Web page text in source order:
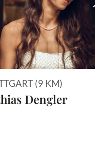
(9 KM)
Dengler